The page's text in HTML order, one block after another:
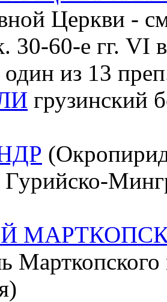
Церкви -
30-60-е гг. VI
из 13
грузинский